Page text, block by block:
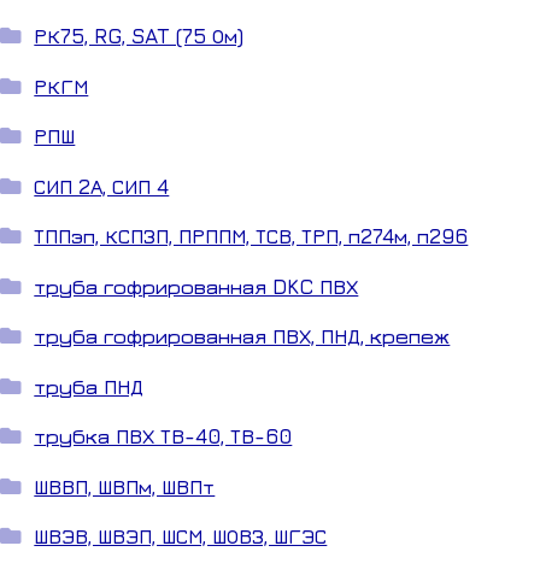
РК75, RG, SAT (75 Ом)
РКГМ
РПШ
СИП 2А, СИП 4
ТППэп, КСПЗП, ПРППМ, ТСВ, ТРП, п274м, п296
труба гофрированная DKC ПВХ
труба гофрированная ПВХ, ПНД, крепеж
труба ПНД
трубка ПВХ ТВ-40, ТВ-60
ШВВП, ШВПм, ШВПт
ШВЭВ, ШВЭП, ШСМ, ШОВЗ, ШГЭС